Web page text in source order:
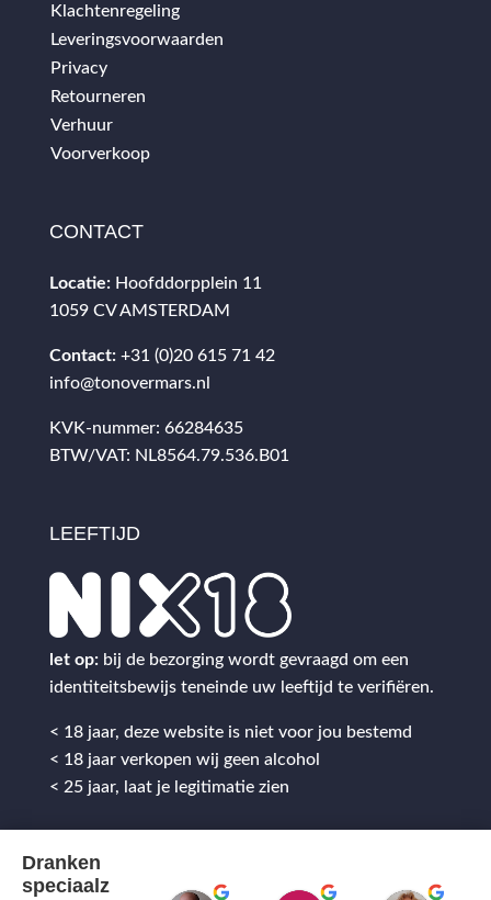
Klachtenregeling
Leveringsvoorwaarden
Privacy
Retourneren
Verhuur
Voorverkoop
CONTACT
Locatie: Hoofddorpplein 11
1059 CV AMSTERDAM
Contact: +31 (0)20 615 71 42
info@tonovermars.nl
KVK-nummer: 66284635
BTW/VAT: NL8564.79.536.B01
LEEFTIJD
let op: bij de bezorging wordt gevraagd om een
identiteitsbewijs teneinde uw leeftijd te verifiëren.
< 18 jaar, deze website is niet voor jou bestemd
< 18 jaar verkopen wij geen alcohol
< 25 jaar, laat je legitimatie zien
Dranken
speciaalz